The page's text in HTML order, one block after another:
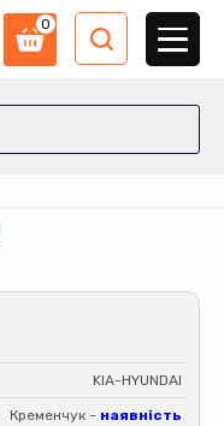
0
KIA-HYUNDAI
Кременчук - наявність